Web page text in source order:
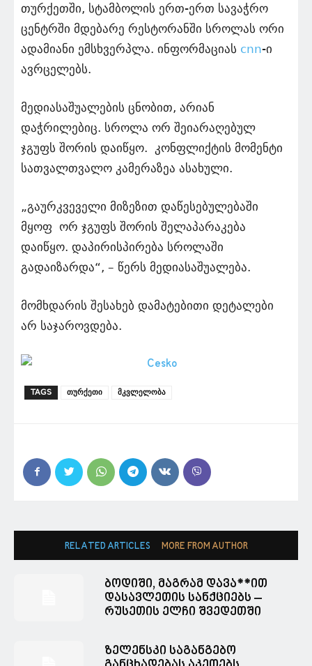
თურქეთში, სტამბოლის ერთ-ერთ სავაჭრო
ცენტრში მდებარე რესტორანში სროლას ორი
ადამიანი ემსხვერპლა. ინფორმაციას cnn-ი
ავრცელებს.
მედიასაშუალების ცნობით, არიან
დაჭრილებიც. სროლა ორ შეიარაღებულ
ჯგუფს შორის დაიწყო. კონფლიქტის მომენტი
სათვალთვალო კამერაზეა ასახული.
„გაურკვეველი მიზეზით დაწესებულებაში
მყოფ ორ ჯგუფს შორის შელაპარაკება
დაიწყო. დაპირისპირება სროლაში
გადაიზარდა“, – წერს მედიასაშუალება.
მომხდარის შესახებ დამატებითი დეტალები
არ საჯაროვდება.
TAGS თურქეთი მკვლელობა
RELATED ARTICLES MORE FROM AUTHOR
ბოდიში, მაგრამ დავა**ით
დასავლეთის სანქციებს –
რუსეთის ელჩი შვედეთში
ზელენსკი საგანგებო